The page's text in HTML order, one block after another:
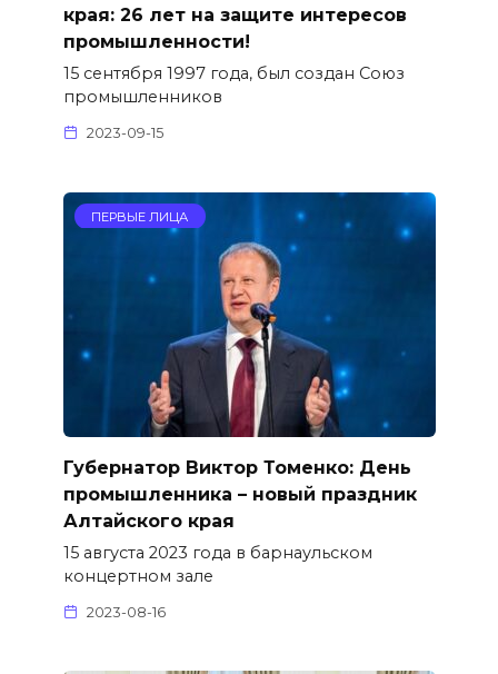
края: 26 лет на защите интересов
промышленности!
15 сентября 1997 года, был создан Союз
промышленников
2023-09-15
ПЕРВЫЕ ЛИЦА
Губернатор Виктор Томенко: День
промышленника – новый праздник
Алтайского края
15 августа 2023 года в барнаульском
концертном зале
2023-08-16